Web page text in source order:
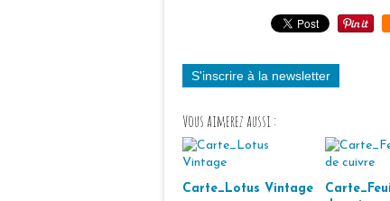
S'inscrire à la newsletter
Vous aimerez aussi :
Carte_Lotus Vintage